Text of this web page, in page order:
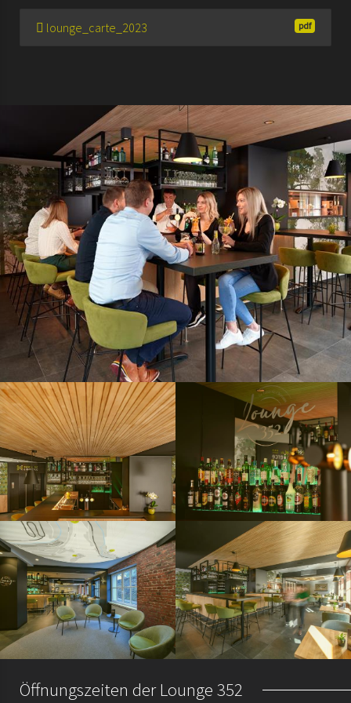
pdf
lounge_carte_2023
Öffnungszeiten der Lounge 352